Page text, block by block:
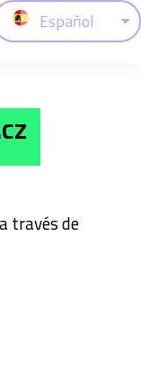
Espaňol
través de